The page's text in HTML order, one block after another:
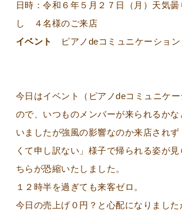
日時：令和６年５月２７日（月）天気曇
し ４名様のご来店
イベント
ピアノdeコミュニケーション
今日はイベント（ピアノdeコミュニケ
ので、いつものメンバーが来られるかな
いましたが強風の影響なのか来店され
くて申し訳ない」様子で帰られる姿が見
ちらが恐縮いたしました。
１２時半を過ぎても来客ゼロ。
今日の売上げ０円？と心配になりまし